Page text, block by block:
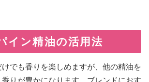
イン精油の活用法
でも香りを楽しめますが、他の精油を
りが豊かになります。ブレンドにおす